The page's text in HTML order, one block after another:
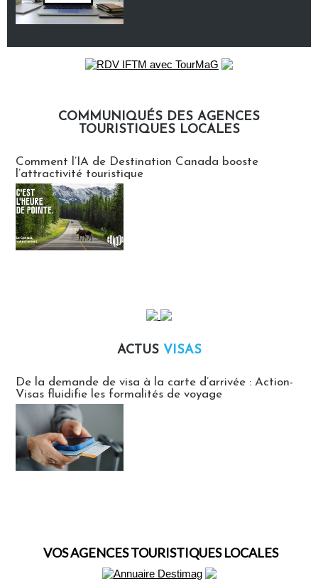
COMMUNIQUÉS DES AGENCES
TOURISTIQUES LOCALES
Comment l’IA de Destination Canada booste
l’attractivité touristique
ACTUS VISAS
De la demande de visa à la carte d’arrivée : Action-
Visas fluidifie les formalités de voyage
VOS AGENCES TOURISTIQUES LOCALES